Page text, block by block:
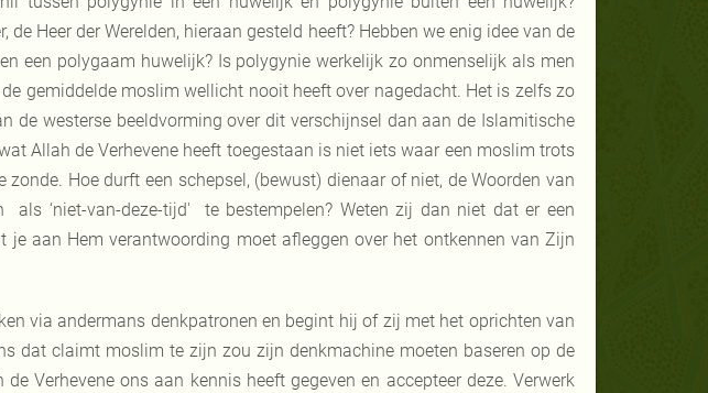
de Heer der Werelden, hieraan gesteld heeft? Hebben we enig idee van de
een polygaam huwelijk? Is polygynie werkelijk zo onmenselijk als men
gemiddelde moslim wellicht nooit heeft over nagedacht. Het is zelfs zo
de westerse beeldvorming over dit verschijnsel dan aan de Islamitische
Allah de Verhevene heeft toegestaan is niet iets waar een moslim trots
Hoe durft een schepsel, (bewust) dienaar of niet, de Woorden van
als ‘niet-van-deze-tijd' te bestempelen? Weten zij dan niet dat er een
je aan Hem verantwoording moet afleggen over het ontkennen van Zijn
via andermans denkpatronen en begint hij of zij met het oprichten van
dat claimt moslim te zijn zou zijn denkmachine moeten baseren op de
Verhevene ons aan kennis heeft gegeven en accepteer deze. Verwerk